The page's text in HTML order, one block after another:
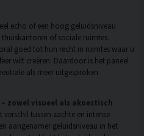
echo of een hoog geluidsniveau
of sociale ruimtes.
goed tot hun recht in ruimtes waar u
wilt creëren. Daardoor is het paneel
als meer uitgesproken
zowel visueel als akoestisch
tussen zachte en intense
aangenamer geluidsniveau in het